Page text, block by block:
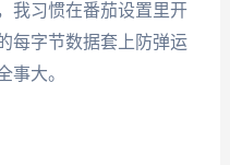
我习惯在番茄设置里开
每字节数据套上防弹运
事大。